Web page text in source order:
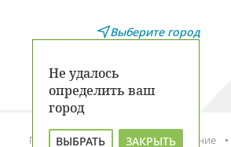
Выберите город
Не удалось
определить ваш
город
ВЫБРАТЬ ЗАКРЫТЬ
Главная Каталог Окрашивание